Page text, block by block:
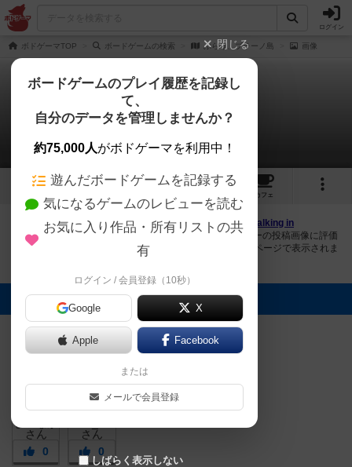
ログイン
ボドゲーマTOP ボードゲームの検索 ぶらり、ブラーノ島 画像
ぶらり、ブラーノ島
2件の画像
2 3
カフェ
ボドゲーマにログインすると、 「ぶらり、ブラーノ島（Walking in
Burano）」 の画像をアップロード出来たり、他のユーザーの投稿画像に評価
を付けることができます。また、トップ6の画像は様々なページで表示されま
トップに表示される画像
まつなが
0
Sak_uv
0
閉じる
ボードゲームのプレイ履歴を記録し
て、
自分のデータを管理しませんか？
約75,000人がボドゲーマを利用中！
遊んだボードゲームを記録する
気になるゲームのレビューを読む
お気に入り作品・所有リストの共
有
ログイン / 会員登録（10秒）
Google X
Apple Facebook
または
メールで会員登録
しばらく表示しない